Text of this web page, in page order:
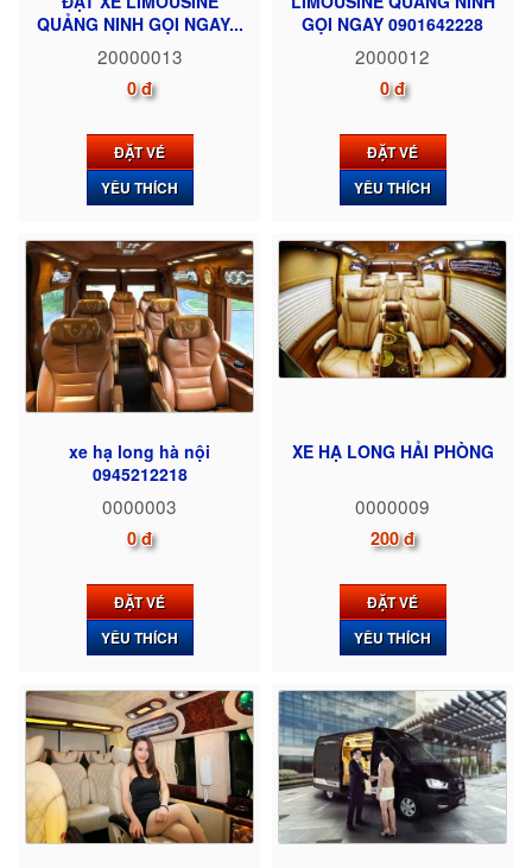
QUẢNG NINH GỌI NGAY...
20000013
0 đ
ĐẶT VÉ
YÊU THÍCH
GỌI NGAY 0901642228
2000012
0 đ
ĐẶT VÉ
YÊU THÍCH
xe hạ long hà nội
0945212218
0000003
0 đ
ĐẶT VÉ
YÊU THÍCH
XE HẠ LONG HẢI PHÒNG
0000009
200 đ
ĐẶT VÉ
YÊU THÍCH